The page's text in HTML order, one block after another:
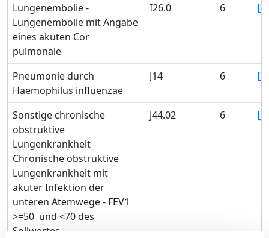
Lungenembolie -
Lungenembolie mit Angabe
eines akuten Cor
pulmonale
I26.0 6
Pneumonie durch
Haemophilus influenzae
J14 6
Sonstige chronische
obstruktive
Lungenkrankheit -
Chronische obstruktive
Lungenkrankheit mit
akuter Infektion der
unteren Atemwege - FEV1
>=50 und <70 des
Sollwertes
J44.02 6